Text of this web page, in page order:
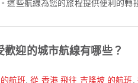
這些航線為您的旅程提供便利的轉
歡迎的城市航線有哪些？
的航班 ,從 香港 飛往 吉隆坡 的航班